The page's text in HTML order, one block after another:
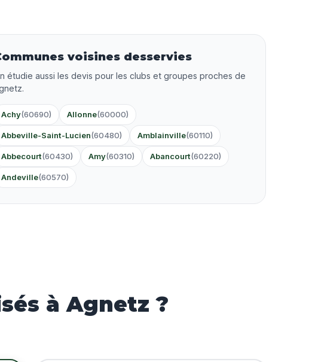
voisines desservies
étudie aussi les devis pour les clubs et groupes proches de
Achy(60690) Allonne(60000)
Abbeville-Saint-Lucien(60480) Amblainville(60110)
Abbecourt(60430) Amy(60310) Abancourt(60220)
Andeville(60570)
à Agnetz ?